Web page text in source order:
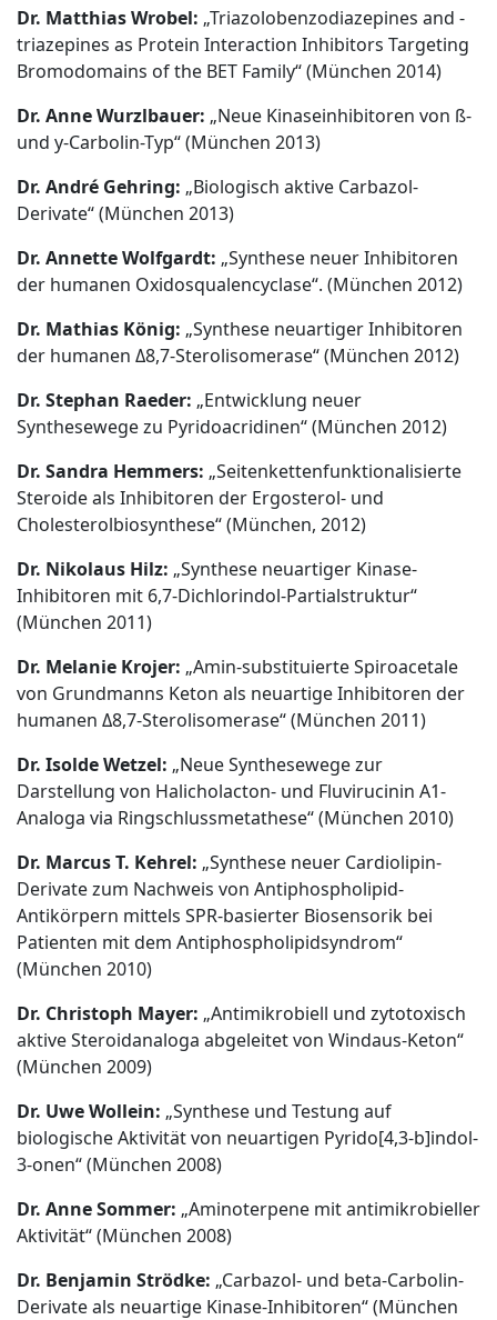
Dr. Matthias Wrobel: „Triazolobenzodiazepines and -
triazepines as Protein Interaction Inhibitors Targeting
Bromodomains of the BET Family“ (München 2014)
Dr. Anne Wurzlbauer: „Neue Kinaseinhibitoren von ß-
und y-Carbolin-Typ“ (München 2013)
Dr. André Gehring: „Biologisch aktive Carbazol-
Derivate“ (München 2013)
Dr. Annette Wolfgardt: „Synthese neuer Inhibitoren
der humanen Oxidosqualencyclase“. (München 2012)
Dr. Mathias König: „Synthese neuartiger Inhibitoren
der humanen Δ8,7-Sterolisomerase“ (München 2012)
Dr. Stephan Raeder: „Entwicklung neuer
Synthesewege zu Pyridoacridinen“ (München 2012)
Dr. Sandra Hemmers: „Seitenkettenfunktionalisierte
Steroide als Inhibitoren der Ergosterol- und
Cholesterolbiosynthese“ (München, 2012)
Dr. Nikolaus Hilz: „Synthese neuartiger Kinase-
Inhibitoren mit 6,7-Dichlorindol-Partialstruktur“
(München 2011)
Dr. Melanie Krojer: „Amin-substituierte Spiroacetale
von Grundmanns Keton als neuartige Inhibitoren der
humanen Δ8,7-Sterolisomerase“ (München 2011)
Dr. Isolde Wetzel: „Neue Synthesewege zur
Darstellung von Halicholacton- und Fluvirucinin A1-
Analoga via Ringschlussmetathese“ (München 2010)
Dr. Marcus T. Kehrel: „Synthese neuer Cardiolipin-
Derivate zum Nachweis von Antiphospholipid-
Antikörpern mittels SPR-basierter Biosensorik bei
Patienten mit dem Antiphospholipidsyndrom“
(München 2010)
Dr. Christoph Mayer: „Antimikrobiell und zytotoxisch
aktive Steroidanaloga abgeleitet von Windaus-Keton“
(München 2009)
Dr. Uwe Wollein: „Synthese und Testung auf
biologische Aktivität von neuartigen Pyrido[4,3-b]indol-
3-onen“ (München 2008)
Dr. Anne Sommer: „Aminoterpene mit antimikrobieller
Aktivität“ (München 2008)
Dr. Benjamin Strödke: „Carbazol- und beta-Carbolin-
Derivate als neuartige Kinase-Inhibitoren“ (München